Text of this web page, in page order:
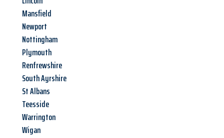
Mansfield
Newport
Nottingham
Plymouth
Renfrewshire
South Ayrshire
St Albans
Teesside
Warrington
Wigan